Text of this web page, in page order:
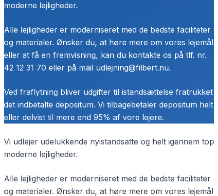
moderne lejligheder.
Alle lejligheder er moderniseret med de bedste faciliteter
og materialer. Ønsker du, at høre mere om vores lejemål
eller at få en fremvisning, kan du kontakte os på tlf. nr.
42 12 31 70 eller på mail udlejning@filbert.nu.
Ved fraflytning bliver udgifter til istandsættelse fratrukket
det indbetalte depositum. Vi tilbagebetaler depositum helt
eller delvist til mere end 95% af vore lejere.
Vi udlejer udelukkende nyistandsatte og helt igennem top
moderne lejligheder.
Alle lejligheder er moderniseret med de bedste faciliteter
og materialer. Ønsker du, at høre mere om vores lejemål